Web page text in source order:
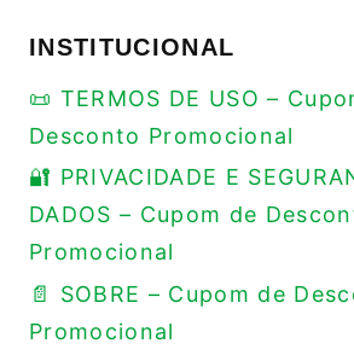
INSTITUCIONAL
📜 TERMOS DE USO –
Desconto Promocional
🔐 PRIVACIDADE E
DADOS – Cupom de
Promocional
📄 SOBRE – Cupom de
Promocional